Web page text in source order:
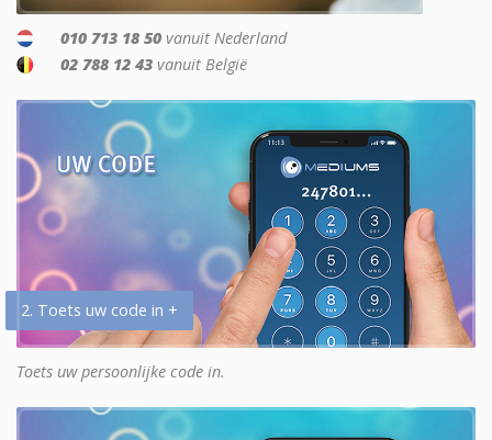
010 713 18 50 vanuit Nederland
02 788 12 43 vanuit België
2. Toets uw code in +
Toets uw persoonlijke code in.